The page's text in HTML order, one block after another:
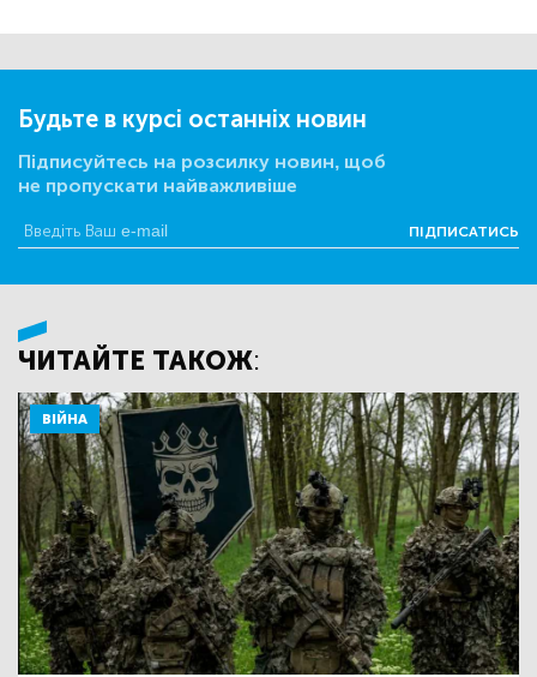
Будьте в курсі останніх новин
Підписуйтесь на розсилку новин, щоб
не пропускати найважливіше
ПІДПИСАТИСЬ
ЧИТАЙТЕ ТАКОЖ:
ВІЙНА